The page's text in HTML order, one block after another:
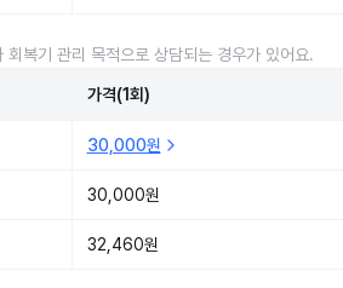
복기 관리 목적으로 상담되는 경우가 있어요.
가격(1회)
30,000원
30,000원
32,460원